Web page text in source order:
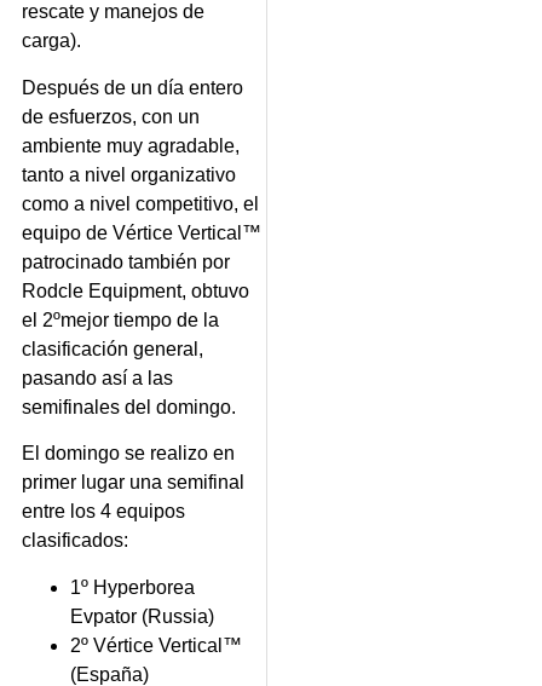
rescate y manejos de
carga).
Después de un día entero
de esfuerzos, con un
ambiente muy agradable,
tanto a nivel organizativo
como a nivel competitivo, el
equipo de Vértice Vertical™
patrocinado también por
Rodcle Equipment, obtuvo
el 2ºmejor tiempo de la
clasificación general,
pasando así a las
semifinales del domingo.
El domingo se realizo en
primer lugar una semifinal
entre los 4 equipos
clasificados:
1º Hyperborea
Evpator (Russia)
2º Vértice Vertical™
(España)